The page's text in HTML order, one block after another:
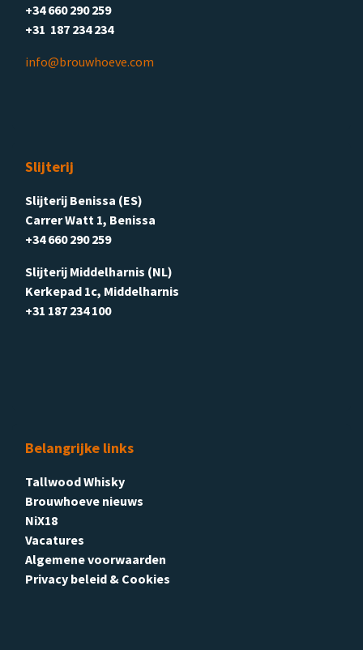
+34 660 290 259
+31 187 234 234
info@brouwhoeve.com
Slijterij
Slijterij Benissa (ES)
Carrer Watt 1, Benissa
+34 660 290 259
Slijterij Middelharnis (NL)
Kerkepad 1c, Middelharnis
+31 187 234 100
Belangrijke links
Tallwood Whisky
Brouwhoeve nieuws
NiX18
Vacatures
Algemene voorwaarden
Privacy beleid & Cookies